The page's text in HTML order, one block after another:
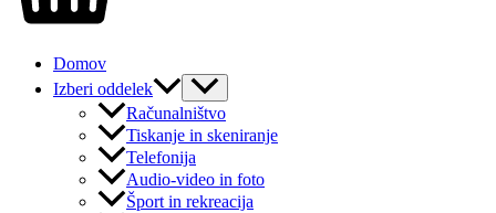
Domov
Izberi oddelek
Računalništvo
Tiskanje in skeniranje
Telefonija
Audio-video in foto
Šport in rekreacija